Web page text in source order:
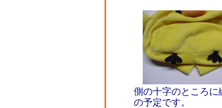
側の十字のところ
の予定です。